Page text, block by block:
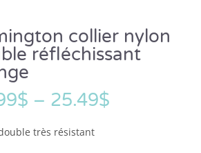
collier nylon
réfléchissant
$ – 25.49$
très résistant